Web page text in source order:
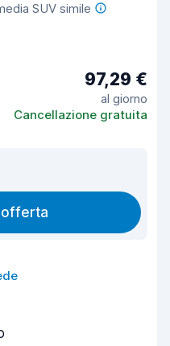
SUV simile
97,29 €
al giorno
Cancellazione gratuita
offerta